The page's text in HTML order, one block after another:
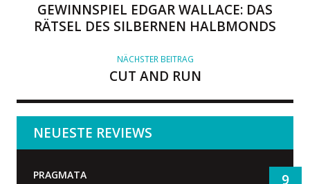
GEWINNSPIEL EDGAR WALLACE: DAS
RÄTSEL DES SILBERNEN HALBMONDS
NÄCHSTER BEITRAG
CUT AND RUN
NEUESTE REVIEWS
PRAGMATA 9